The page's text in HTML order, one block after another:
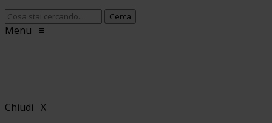
Menu ≡
Chiudi X